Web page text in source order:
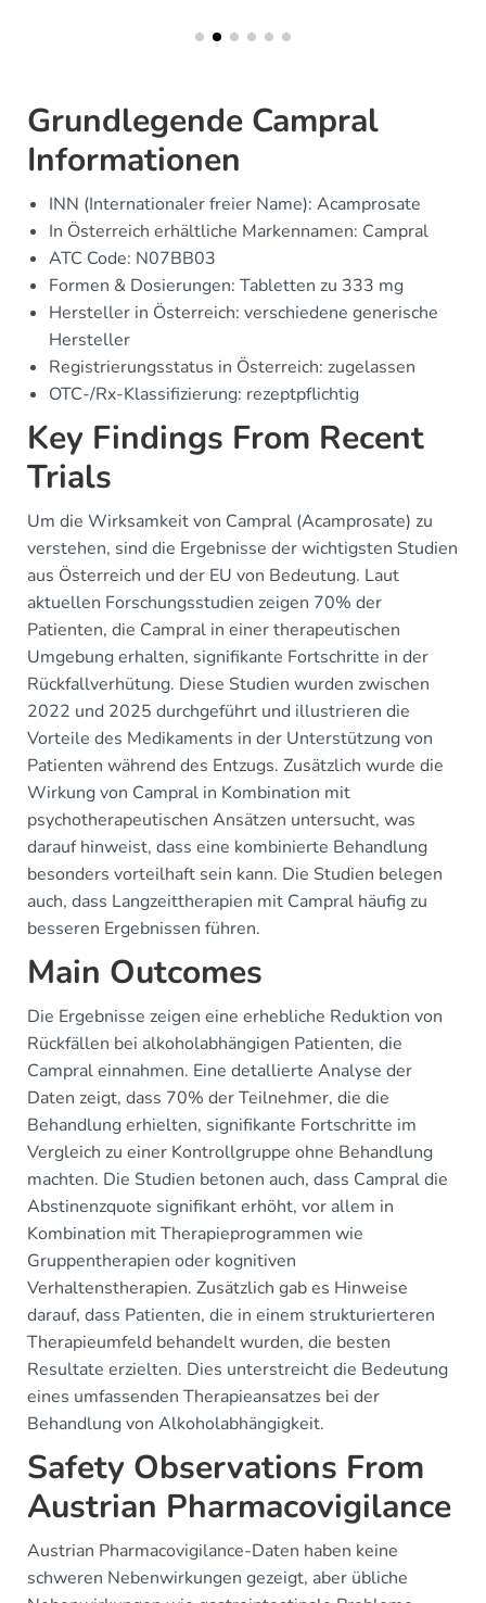
Grundlegende Campral
Informationen
INN (Internationaler freier Name): Acamprosate
In Österreich erhältliche Markennamen: Campral
ATC Code: N07BB03
Formen & Dosierungen: Tabletten zu 333 mg
Hersteller in Österreich: verschiedene generische
Hersteller
Registrierungsstatus in Österreich: zugelassen
OTC-/Rx-Klassifizierung: rezeptpflichtig
Key Findings From Recent
Trials
Um die Wirksamkeit von Campral (Acamprosate) zu
verstehen, sind die Ergebnisse der wichtigsten Studien
aus Österreich und der EU von Bedeutung. Laut
aktuellen Forschungsstudien zeigen 70% der
Patienten, die Campral in einer therapeutischen
Umgebung erhalten, signifikante Fortschritte in der
Rückfallverhütung. Diese Studien wurden zwischen
2022 und 2025 durchgeführt und illustrieren die
Vorteile des Medikaments in der Unterstützung von
Patienten während des Entzugs. Zusätzlich wurde die
Wirkung von Campral in Kombination mit
psychotherapeutischen Ansätzen untersucht, was
darauf hinweist, dass eine kombinierte Behandlung
besonders vorteilhaft sein kann. Die Studien belegen
auch, dass Langzeittherapien mit Campral häufig zu
besseren Ergebnissen führen.
Main Outcomes
Die Ergebnisse zeigen eine erhebliche Reduktion von
Rückfällen bei alkoholabhängigen Patienten, die
Campral einnahmen. Eine detallierte Analyse der
Daten zeigt, dass 70% der Teilnehmer, die die
Behandlung erhielten, signifikante Fortschritte im
Vergleich zu einer Kontrollgruppe ohne Behandlung
machten. Die Studien betonen auch, dass Campral die
Abstinenzquote signifikant erhöht, vor allem in
Kombination mit Therapieprogrammen wie
Gruppentherapien oder kognitiven
Verhaltenstherapien. Zusätzlich gab es Hinweise
darauf, dass Patienten, die in einem strukturierteren
Therapieumfeld behandelt wurden, die besten
Resultate erzielten. Dies unterstreicht die Bedeutung
eines umfassenden Therapieansatzes bei der
Behandlung von Alkoholabhängigkeit.
Safety Observations From
Austrian Pharmacovigilance
Austrian Pharmacovigilance-Daten haben keine
schweren Nebenwirkungen gezeigt, aber übliche